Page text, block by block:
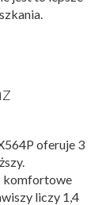
oferuje 3
komfortowe
liczy 1,4